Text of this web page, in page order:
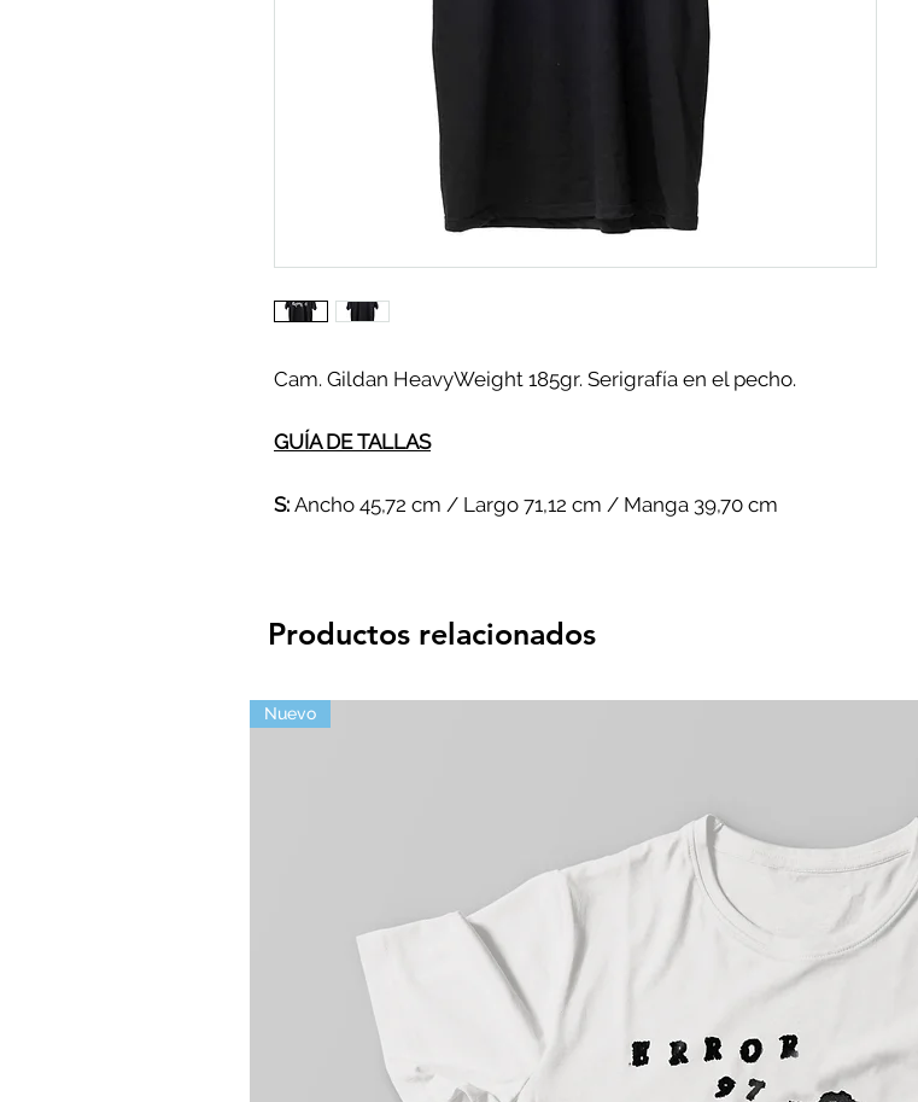
Cam. Gildan HeavyWeight 185gr. Serigrafía en el pecho.
GUÍA DE TALLAS
S: Ancho 45,72 cm / Largo 71,12 cm / Manga 39,70 cm
Productos relacionados
Nuevo